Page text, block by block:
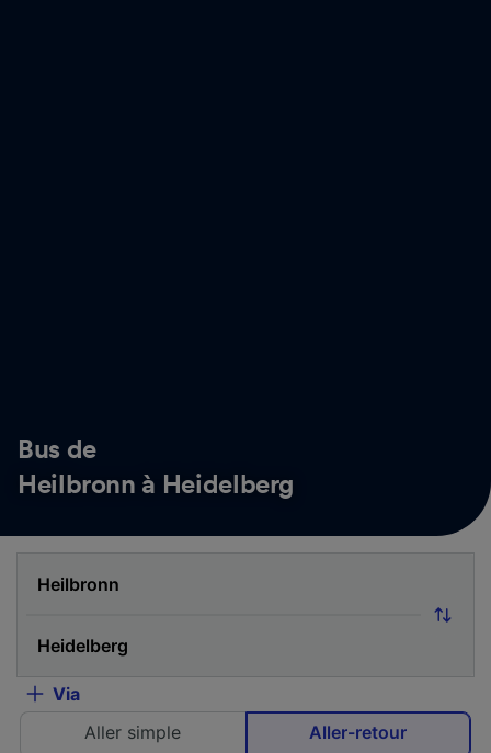
Bus de
Heilbronn à Heidelberg
Via
Aller simple
Aller-retour